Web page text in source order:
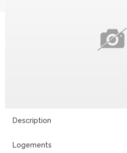
Description
Logements